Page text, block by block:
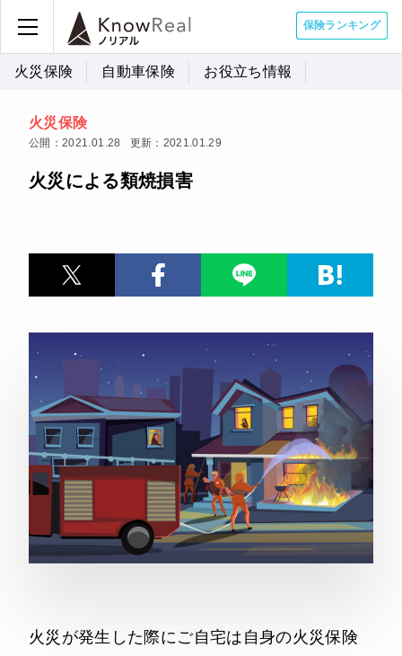
保険ランキング
火災保険 自動車保険 お役立ち情報
火災保険
公開：2021.01.28 更新：2021.01.29
火災による類焼損害
火災が発生した際にご自宅は自身の火災保険